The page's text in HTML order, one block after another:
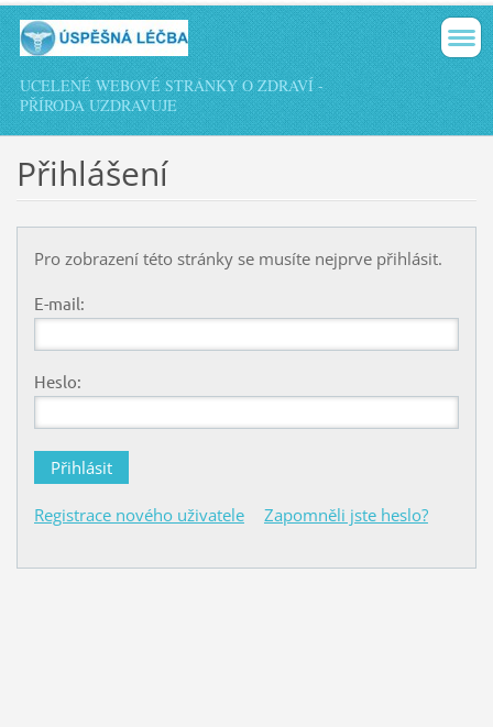
UCELENÉ WEBOVÉ STRÁNKY O ZDRAVÍ -
PŘÍRODA UZDRAVUJE
Přihlášení
Pro zobrazení této stránky se musíte nejprve přihlásit.
E-mail:
Heslo:
Registrace nového uživatele Zapomněli jste heslo?